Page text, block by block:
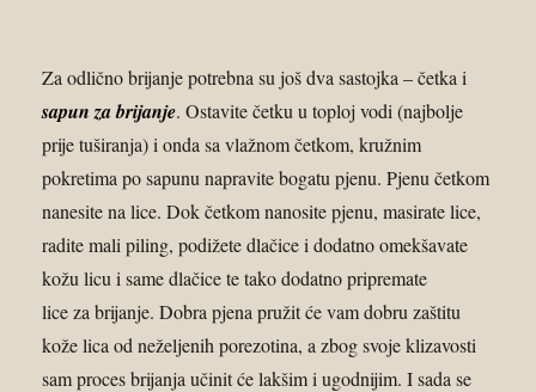
Za odlično brijanje potrebna su još dva sastojka – četka i
sapun za brijanje. Ostavite četku u toploj vodi (najbolje
prije tuširanja) i onda sa vlažnom četkom, kružnim
pokretima po sapunu napravite bogatu pjenu. Pjenu četkom
nanesite na lice. Dok četkom nanosite pjenu, masirate lice,
radite mali piling, podižete dlačice i dodatno omekšavate
kožu licu i same dlačice te tako dodatno pripremate
lice za brijanje. Dobra pjena pružit će vam dobru zaštitu
kože lica od neželjenih porezotina, a zbog svoje klizavosti
sam proces brijanja učinit će lakšim i ugodnijim. I sada se